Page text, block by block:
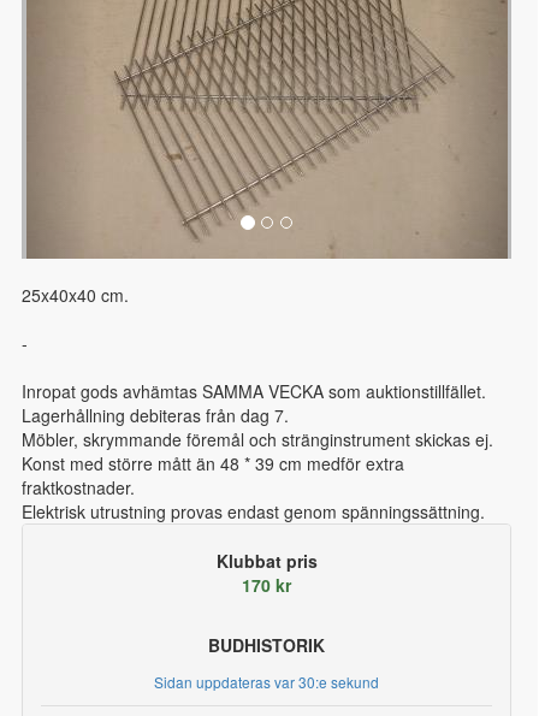
25x40x40 cm.
-
Inropat gods avhämtas SAMMA VECKA som auktionstillfället.
Lagerhållning debiteras från dag 7.
Möbler, skrymmande föremål och stränginstrument skickas ej.
Konst med större mått än 48 * 39 cm medför extra
fraktkostnader.
Elektrisk utrustning provas endast genom spänningssättning.
Klubbat pris
170 kr
BUDHISTORIK
Sidan uppdateras var 30:e sekund